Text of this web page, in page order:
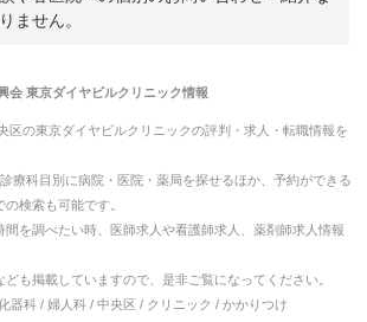
ません。
会 東京ダイヤビルクリニック情報
区の東京ダイヤビルクリニックの評判・求人・転職情報を
療科目別に病院・医院・薬局を探せるほか、予約ができる
検索も可能です。
を調べたい時、医師求人や看護師求人、薬剤師求人情報
も掲載していますので、是非ご覧になってください。
器科 / 婦人科 / 中央区 / クリニック / かかりつけ